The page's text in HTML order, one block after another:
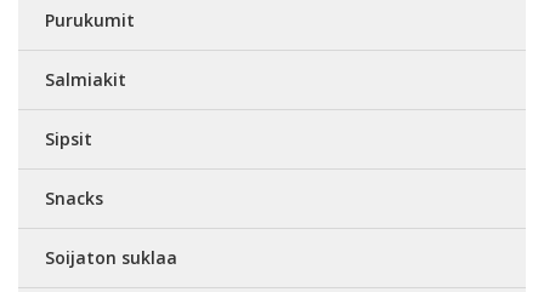
Purukumit
Salmiakit
Sipsit
Snacks
Soijaton suklaa